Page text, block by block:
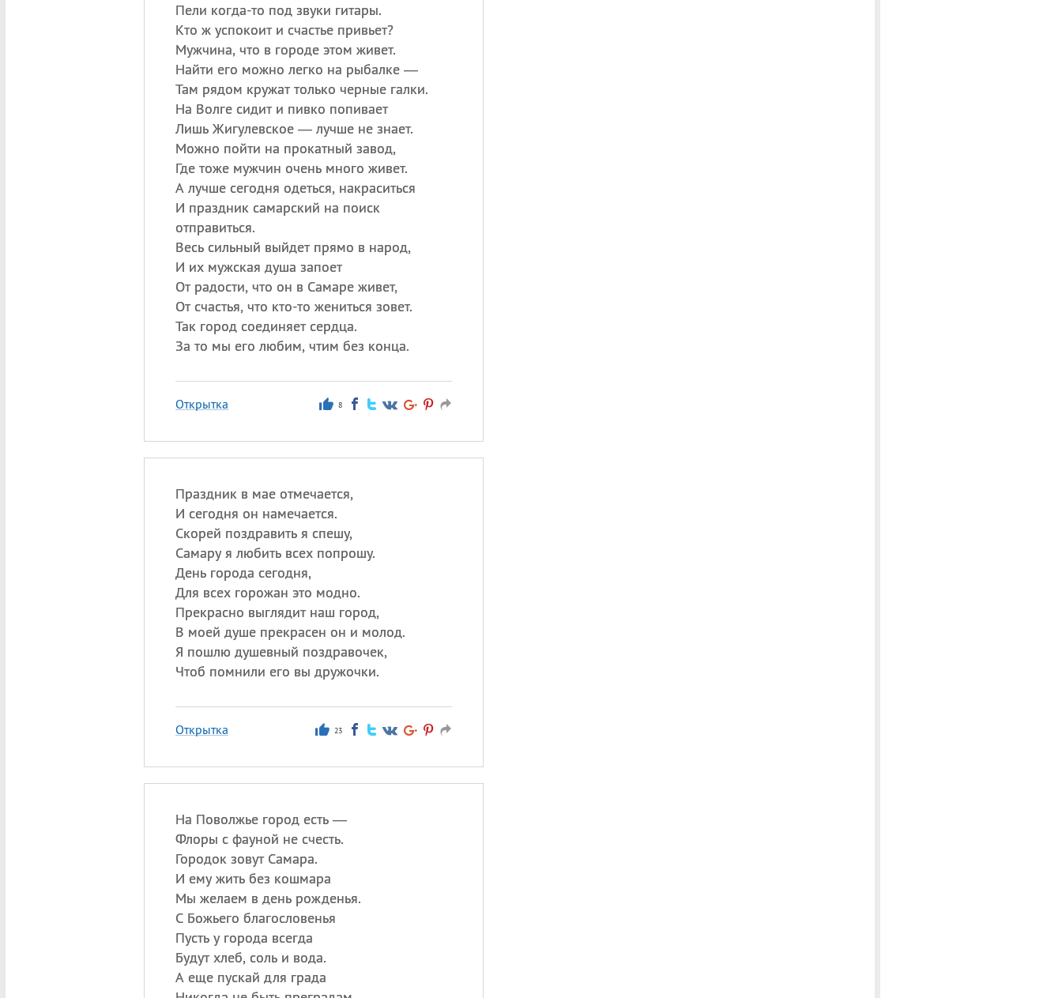
Пели когда-то под звуки гитары.
Кто ж успокоит и счастье привьет?
Мужчина, что в городе этом живет.
Найти его можно легко на рыбалке —
Там рядом кружат только черные галки.
На Волге сидит и пивко попивает
Лишь Жигулевское — лучше не знает.
Можно пойти на прокатный завод,
Где тоже мужчин очень много живет.
А лучше сегодня одеться, накраситься
И праздник самарский на поиск
отправиться.
Весь сильный выйдет прямо в народ,
И их мужская душа запоет
От радости, что он в Самаре живет,
От счастья, что кто-то жениться зовет.
Так город соединяет сердца.
За то мы его любим, чтим без конца.
Открытка 8
Праздник в мае отмечается,
И сегодня он намечается.
Скорей поздравить я спешу,
Самару я любить всех попрошу.
День города сегодня,
Для всех горожан это модно.
Прекрасно выглядит наш город,
В моей душе прекрасен он и молод.
Я пошлю душевный поздравочек,
Чтоб помнили его вы дружочки.
Открытка 23
На Поволжье город есть —
Флоры с фауной не счесть.
Городок зовут Самара.
И ему жить без кошмара
Мы желаем в день рожденья.
С Божьего благословенья
Пусть у города всегда
Будут хлеб, соль и вода.
А еще пускай для града